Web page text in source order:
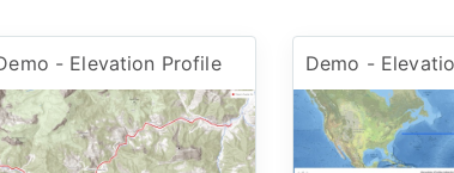
- Elevation Profile